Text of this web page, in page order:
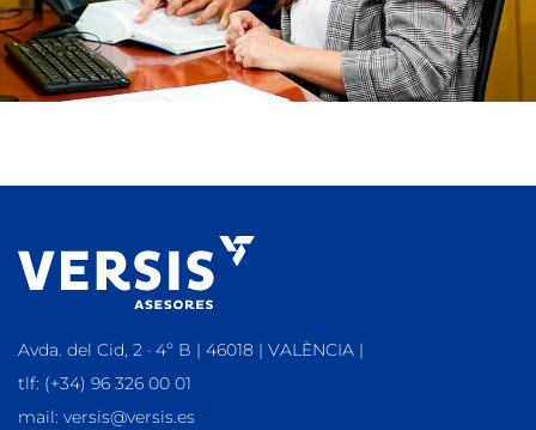
Avda. del Cid, 2 · 4º B | 46018 | VALÈNCIA |
tlf: (+34) 96 326 00 01
mail: versis@versis.es